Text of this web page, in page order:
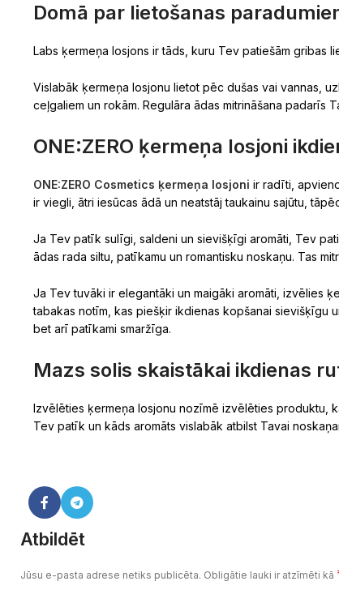
Domā par lietošanas
Labs ķermeņa losjons ir tāds, kuru Tev patiešām gribas
Vislabāk ķermeņa losjonu lietot pēc dušas vai vannas,
ceļgaliem un rokām. Regulāra ādas mitrināšana padarīs
ONE:ZERO ķermeņa losjoni
ONE:ZERO Cosmetics ķermeņa losjoni ir radīti,
ir viegli, ātri iesūcas ādā un neatstāj taukainu sajūtu,
Ja Tev patīk sulīgi, saldeni un sievišķīgi aromāti, Tev
ādas rada siltu, patīkamu un romantisku noskaņu. Tas
Ja Tev tuvāki ir elegantāki un maigāki aromāti, izvēlies
tabakas notīm, kas piešķir ikdienas kopšanai sievišķīgu
bet arī patīkami smaržīga.
Mazs solis skaistākai ikdienas
Izvēlēties ķermeņa losjonu nozīmē izvēlēties produktu,
Tev patīk un kāds aromāts vislabāk atbilst Tavai
Atbildēt
Jūsu e-pasta adrese netiks publicēta. Obligātie lauki ir atzīmēti kā